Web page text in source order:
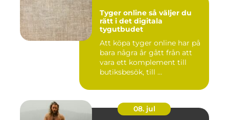
Tyger online så väljer du
rätt i det digitala
tygutbudet
Att köpa tyger online har på
bara några år gått från att
vara ett komplement till
butiksbesök, till ...
08. jul